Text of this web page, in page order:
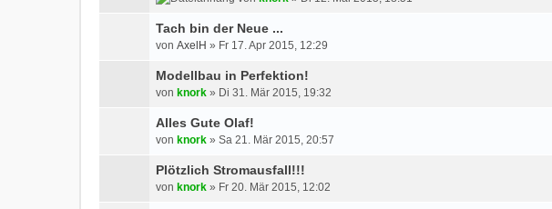
Tach bin der Neue ...
von AxelH » Fr 17. Apr 2015, 12:29
Modellbau in Perfektion!
von knork » Di 31. Mär 2015, 19:32
Alles Gute Olaf!
von knork » Sa 21. Mär 2015, 20:57
Plötzlich Stromausfall!!!
von knork » Fr 20. Mär 2015, 12:02